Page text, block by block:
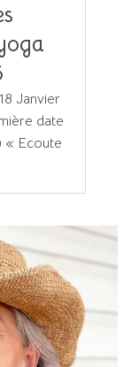
Janvier
date
« Ecoute